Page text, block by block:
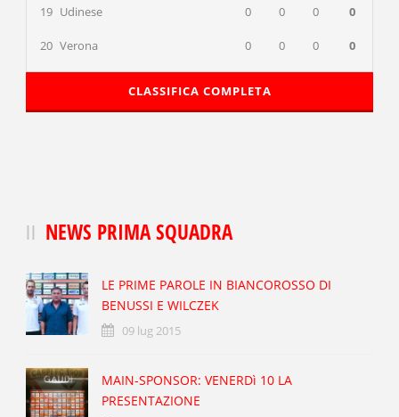
19 Udinese 0 0 0 0
20 Verona 0 0 0 0
CLASSIFICA COMPLETA
NEWS PRIMA SQUADRA
LE PRIME PAROLE IN BIANCOROSSO DI
BENUSSI E WILCZEK
09 lug 2015
MAIN-SPONSOR: VENERDì 10 LA
PRESENTAZIONE